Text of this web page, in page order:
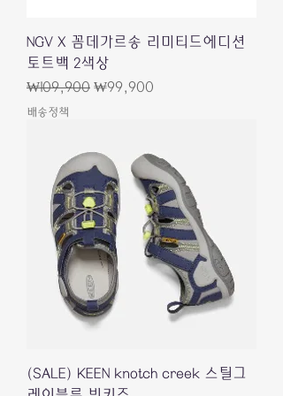
NGV X 꼼데가르송 리미티드에디션
토트백 2색상
一般價格
₩109,900 促銷價格
₩99,900
배송정책
(SALE) KEEN knotch creek 스틸그